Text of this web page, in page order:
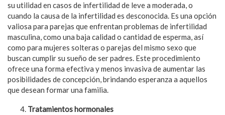
su utilidad en casos de infertilidad de leve a moderada, o
cuando la causa de la infertilidad es desconocida. Es una opción
valiosa para parejas que enfrentan problemas de infertilidad
masculina, como una baja calidad o cantidad de esperma, así
como para mujeres solteras o parejas del mismo sexo que
buscan cumplir su sueño de ser padres. Este procedimiento
ofrece una forma efectiva y menos invasiva de aumentar las
posibilidades de concepción, brindando esperanza a aquellos
que desean formar una familia.
Tratamientos hormonales